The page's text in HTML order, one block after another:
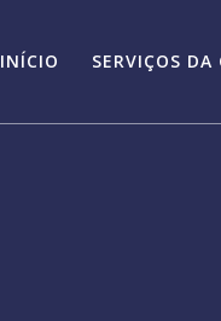
INÍCIO SERVIÇOS DA